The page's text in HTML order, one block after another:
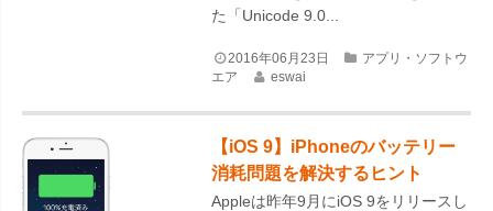
た「Unicode 9.0...
2016年06月23日
アプリ・ソフトウ
エア
eswai
【iOS 9】iPhoneのバッテリー
消耗問題を解決するヒント
Appleは昨年9月にiOS 9をリリースし